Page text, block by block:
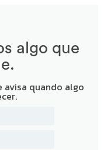
algo que
avisa quando algo